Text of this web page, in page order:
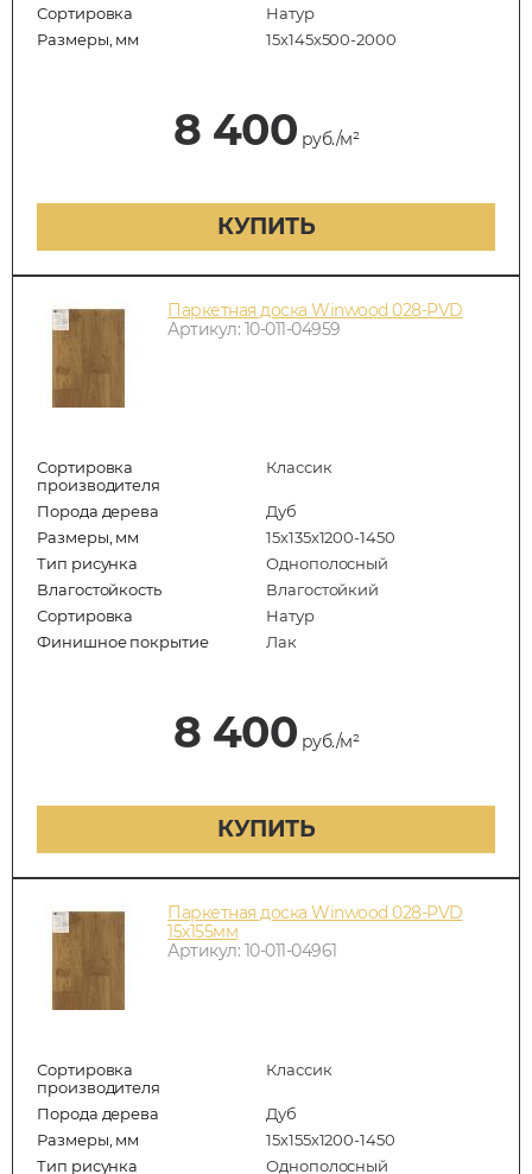
Сортировка
Натур
Размеры, мм
15х145х500-2000
8 400 руб./м²
КУПИТЬ
Паркетная доска Winwood 028-PVD
Артикул: 10-011-04959
Сортировка
производителя
Классик
Порода дерева
Дуб
Размеры, мм
15х135х1200-1450
Тип рисунка
Однополосный
Влагостойкость
Влагостойкий
Сортировка
Натур
Финишное покрытие
Лак
8 400 руб./м²
КУПИТЬ
Паркетная доска Winwood 028-PVD
15х155мм
Артикул: 10-011-04961
Сортировка
производителя
Классик
Порода дерева
Дуб
Размеры, мм
15х155х1200-1450
Тип рисунка
Однополосный